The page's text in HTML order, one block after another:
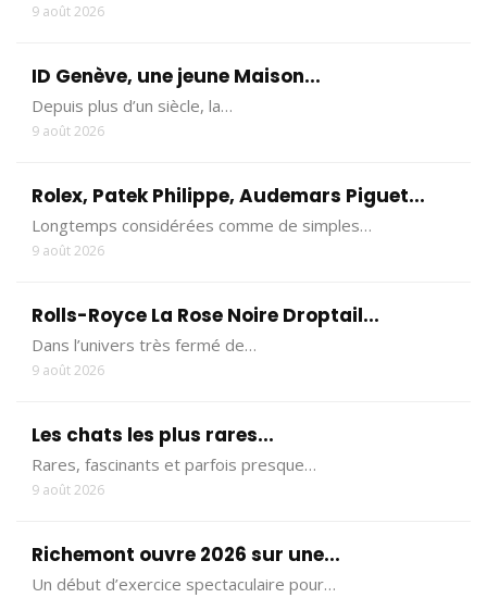
9 août 2026
ID Genève, une jeune Maison...
Depuis plus d’un siècle, la…
9 août 2026
Rolex, Patek Philippe, Audemars Piguet...
Longtemps considérées comme de simples…
9 août 2026
Rolls-Royce La Rose Noire Droptail...
Dans l’univers très fermé de…
9 août 2026
Les chats les plus rares...
Rares, fascinants et parfois presque…
9 août 2026
Richemont ouvre 2026 sur une...
Un début d’exercice spectaculaire pour…